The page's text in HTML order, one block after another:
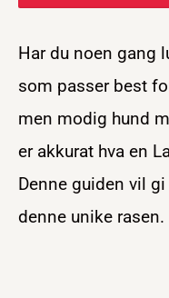
Har du noen gang
som passer best
men modig hund
er akkurat hva en
Denne guiden vil
denne unike rasen.